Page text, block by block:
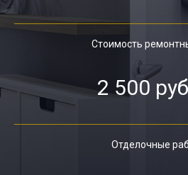
Стоимость
2 500
Отделочные